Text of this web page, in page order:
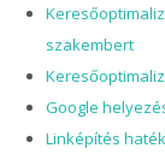
szakembert
Google
Linképítés